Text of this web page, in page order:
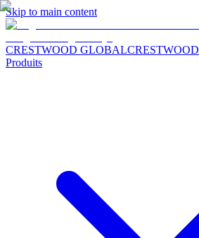
Skip to main content
CRESTWOOD GLOBALCRESTWOOD
Produits